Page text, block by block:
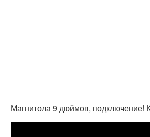
Магнитола 9 дюймов, подключение!